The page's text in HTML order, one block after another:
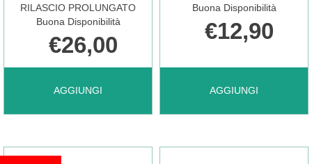
RILASCIO PROLUNGATO
Buona Disponibilità
€26,00
AGGIUNGI
AGGIUNGI CTARD
Buona Disponibilità
€12,90
AGGIUNGI
AGGIUNGI FENISTIL